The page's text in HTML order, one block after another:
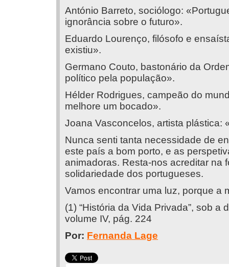
António Barreto, sociólogo:
ignorância sobre o futuro».
Eduardo Lourenço, filósofo e
existiu».
Germano Couto, bastonário da
político pela população».
Hélder Rodrigues, campeão do
melhore um bocado».
Joana Vasconcelos, artista plástica:
Nunca senti tanta necessidade de
este país a bom porto, e as
animadoras. Resta-nos acreditar na
solidariedade dos portugueses.
Vamos encontrar uma luz, porque a
(1) “História da Vida Privada”, sob
volume IV, pág. 224
Por: Fernanda Lage